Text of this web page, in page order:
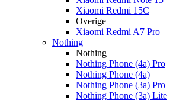
Xiaomi Redmi 15C
Overige
Xiaomi Redmi A7 Pro
Nothing
Nothing
Nothing Phone (4a) Pro
Nothing Phone (4a)
Nothing Phone (3a) Pro
Nothing Phone (3a) Lite